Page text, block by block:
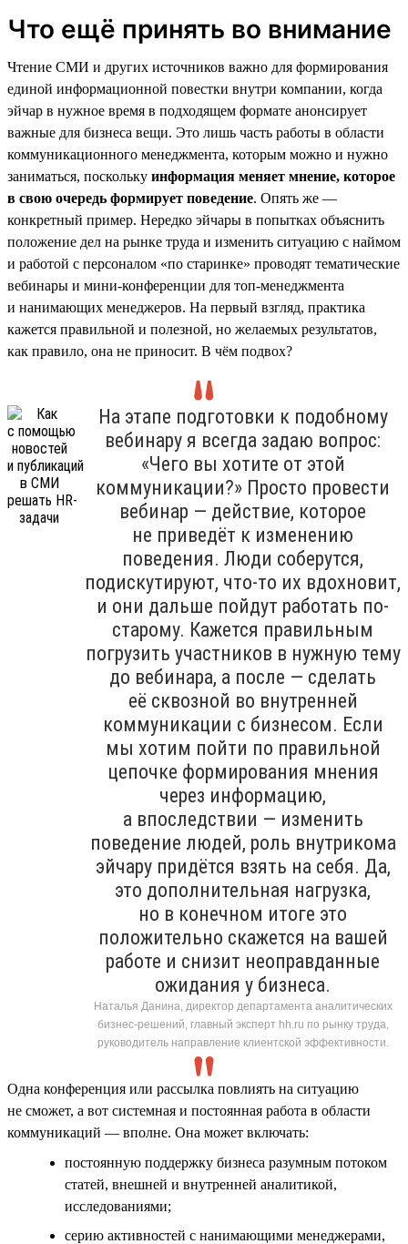
Что ещё принять во внимание
Чтение СМИ и других источников важно для формирования
единой информационной повестки внутри компании, когда
эйчар в нужное время в подходящем формате анонсирует
важные для бизнеса вещи. Это лишь часть работы в области
коммуникационного менеджмента, которым можно и нужно
заниматься, поскольку информация меняет мнение, которое
в свою очередь формирует поведение. Опять же —
конкретный пример. Нередко эйчары в попытках объяснить
положение дел на рынке труда и изменить ситуацию с наймом
и работой с персоналом «по старинке» проводят тематические
вебинары и мини-конференции для топ-менеджмента
и нанимающих менеджеров. На первый взгляд, практика
кажется правильной и полезной, но желаемых результатов,
как правило, она не приносит. В чём подвох?
На этапе подготовки к подобному
вебинару я всегда задаю вопрос:
«Чего вы хотите от этой
коммуникации?» Просто провести
вебинар — действие, которое
не приведёт к изменению
поведения. Люди соберутся,
подискутируют, что-то их вдохновит,
и они дальше пойдут работать по-
старому. Кажется правильным
погрузить участников в нужную тему
до вебинара, а после — сделать
её сквозной во внутренней
коммуникации с бизнесом. Если
мы хотим пойти по правильной
цепочке формирования мнения
через информацию,
а впоследствии — изменить
поведение людей, роль внутрикома
эйчару придётся взять на себя. Да,
это дополнительная нагрузка,
но в конечном итоге это
положительно скажется на вашей
работе и снизит неоправданные
ожидания у бизнеса.
Наталья Данина, директор департамента аналитических
бизнес-решений, главный эксперт hh.ru по рынку труда,
руководитель направление клиентской эффективности.
Одна конференция или рассылка повлиять на ситуацию
не сможет, а вот системная и постоянная работа в области
коммуникаций — вполне. Она может включать:
постоянную поддержку бизнеса разумным потоком
статей, внешней и внутренней аналитикой,
исследованиями;
серию активностей с нанимающими менеджерами,